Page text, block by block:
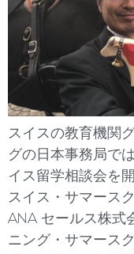
スイスの教育機関
グの日本事務局で
イス留学相談会を
スイス・サマース
ANA セールス株式
ニング・サマース